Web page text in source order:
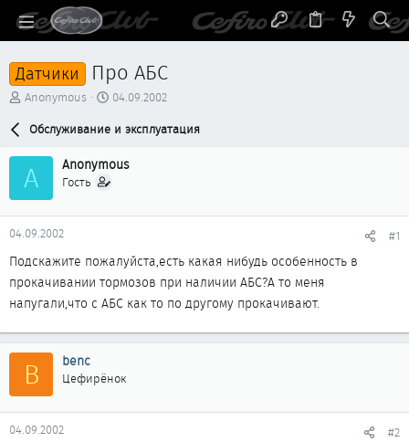
Датчики Про АБС
А
р
т
м
ы
Anonymous
Д
т
н
а
04.09.2002
Обслуживание и эксплуатация
A Anonymous
Гость
04.09.2002 #1
Подскажите пожалуйста,есть какая нибудь особенность в
прокачивании тормозов при наличии АБС?А то меня
напугали,что с АБС как то по другому прокачивают.
B benc
Цефирёнок
04.09.2002 #2